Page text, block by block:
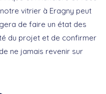
vitrier à Eragny peut
de faire un état des
du projet et de confirmer
ne jamais revenir sur